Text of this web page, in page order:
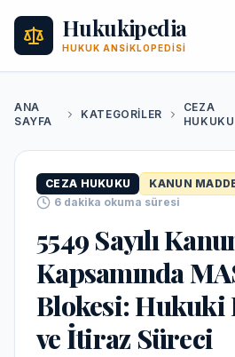
Hukukipedia
HUKUK ANSIKLOPEDISI
ANA
SAYFA
KATEGORILER
CEZA
HUKUKU
CEZA HUKUKU
KANUN
6 dakika okuma süresi
5549 Sayılı
Kapsamında
Blokesi: Hukuki
ve İtiraz Süreci